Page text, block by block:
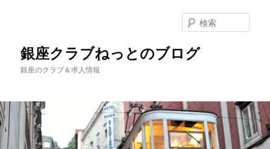
銀座クラブねっとのブログ
銀座のクラブ＆求人情報
索